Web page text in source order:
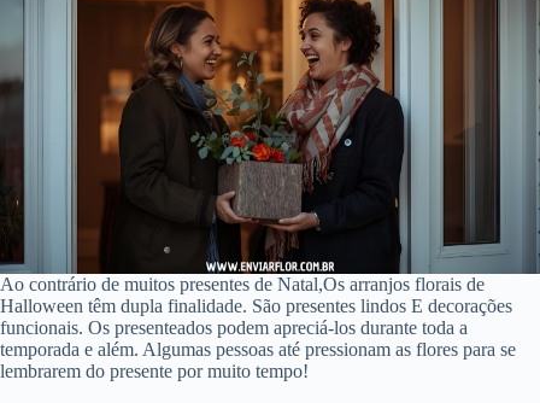
Ao contrário de muitos presentes de Natal,Os arranjos florais de
Halloween têm dupla finalidade. São presentes lindos E decorações
funcionais. Os presenteados podem apreciá-los durante toda a
temporada e além. Algumas pessoas até pressionam as flores para se
lembrarem do presente por muito tempo!